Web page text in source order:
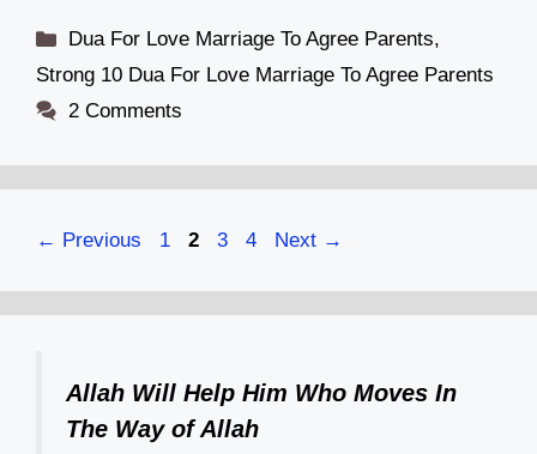
Categories
Dua For Love Marriage To Agree Parents,
Strong 10 Dua For Love Marriage To Agree Parents
2 Comments
← Previous Page
1 Page
2 Page
3 Page
4 Next →
Allah Will Help Him Who Moves In
The Way of Allah